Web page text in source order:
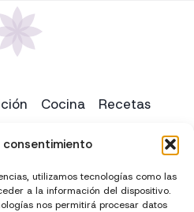
utilizamos tecnologías como las
a la información del dispositivo.
nos permitirá procesar datos
Cocina Recetas
Contacto